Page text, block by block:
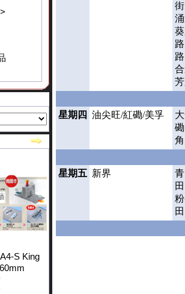
S King
星期四 油尖旺/紅磡/美孚
星期五 新界